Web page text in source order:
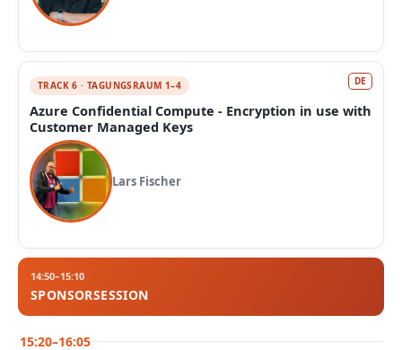
TRACK 6 · TAGUNGSRAUM 1–4 DE
Azure Confidential Compute - Encryption in use with
Customer Managed Keys
Lars Fischer
14:50–15:10
SPONSORSESSION
15:20–16:05